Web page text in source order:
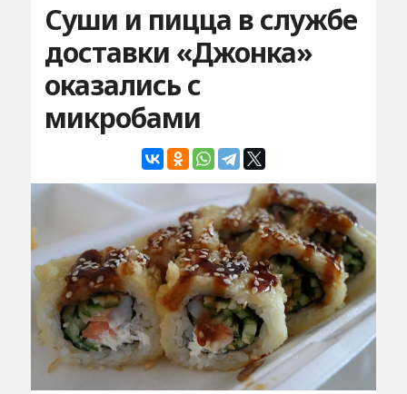
Суши и пицца в службе
доставки «Джонка»
оказались с
микробами